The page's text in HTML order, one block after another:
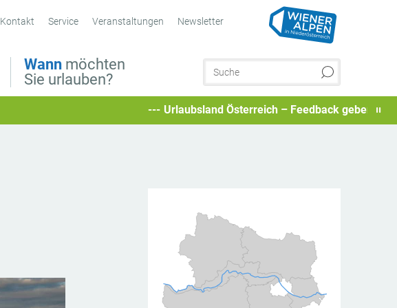
Wann möchten
Sie urlauben?
Kontakt Service Veranstaltungen Newsletter
Urlaubsland Österreich – Feedback geben und besondere